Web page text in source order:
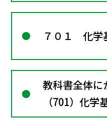
７０１ 化学
教科書全体に
（701）化学